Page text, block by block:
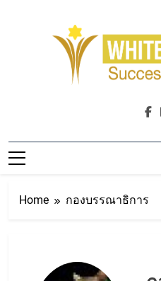
WHITE
Success
Home กองบรรณาธิการ